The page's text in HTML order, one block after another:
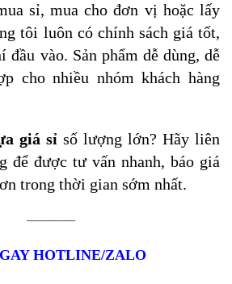
sỉ, mua cho đơn vị hoặc lấy
tôi luôn có chính sách giá tốt,
vào. Sản phẩm dễ dùng, dễ
cho nhiều nhóm khách hàng
giá sỉ số lượng lớn? Hãy liên
để được tư vấn nhanh, báo giá
trong thời gian sớm nhất.
---------------
HOTLINE/ZALO